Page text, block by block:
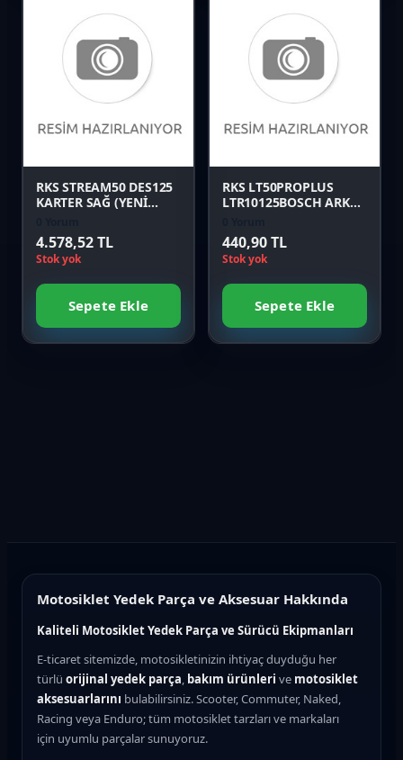
Favori
Karşılaştır
RKS STREAM50 DES125
KARTER SAĞ (YENİ
4.578,52 TL
Stok yok
Sepete Ekle
Favori
Karşılaştır
RKS LT50PROPLUS
LTR10125BOSCH ARKA
Orijinal
440,90 TL
Stok yok
Sepete Ekle
Motosiklet Yedek Parça ve Aksesuar Hakkında
Kaliteli Motosiklet Yedek Parça ve Sürücü Ekipmanları
E-ticaret sitemizde, motosikletinizin ihtiyaç duyduğu her
türlü orijinal yedek parça, bakım ürünleri ve motosiklet
aksesuarlarını bulabilirsiniz. Scooter, Commuter, Naked,
Racing veya Enduro; tüm motosiklet tarzları ve markaları
için uyumlu parçalar sunuyoruz.